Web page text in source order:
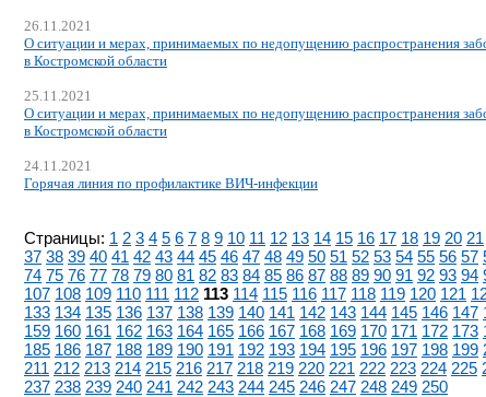
26.11.2021
О ситуации и мерах, принимаемых по недопущению распространения
в Костромской области
25.11.2021
О ситуации и мерах, принимаемых по недопущению распространения
в Костромской области
24.11.2021
Горячая линия по профилактике ВИЧ-инфекции
Страницы: 1 2 3 4 5 6 7 8 9 10 11 12 13 14 15 16 17 18 19 20 21
37 38 39 40 41 42 43 44 45 46 47 48 49 50 51 52 53 54 55 56 57
74 75 76 77 78 79 80 81 82 83 84 85 86 87 88 89 90 91 92 93 94
107 108 109 110 111 112 113 114 115 116 117 118 119 120 121
133 134 135 136 137 138 139 140 141 142 143 144 145 146 147
159 160 161 162 163 164 165 166 167 168 169 170 171 172 173
185 186 187 188 189 190 191 192 193 194 195 196 197 198 199
211 212 213 214 215 216 217 218 219 220 221 222 223 224 225
237 238 239 240 241 242 243 244 245 246 247 248 249 250